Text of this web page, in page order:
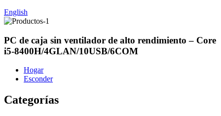
English
PC de caja sin ventilador de alto rendimiento – Core
i5-8400H/4GLAN/10USB/6COM
Hogar
Esconder
Categorías